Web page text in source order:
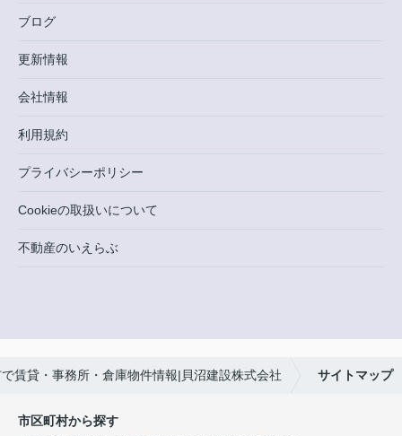
ブログ
更新情報
会社情報
利用規約
プライバシーポリシー
Cookieの取扱いについて
不動産のいえらぶ
賃貸・事務所・倉庫物件情報|貝沼建設株式会社 サイトマップ
市区町村から探す